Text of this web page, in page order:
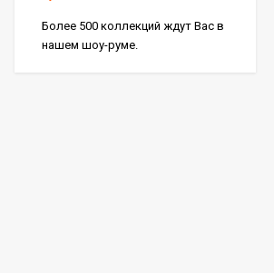
Более 500 коллекций ждут Вас в
нашем шоу-руме.